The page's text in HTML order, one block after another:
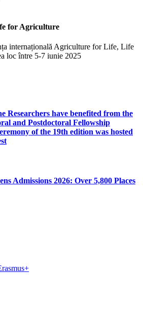
for Agriculture
internațională Agriculture for Life, Life
loc între 5-7 iunie 2025
Researchers have benefited from the
and Postdoctoral Fellowship
of the 19th edition was hosted
Admissions 2026: Over 5,800 Places